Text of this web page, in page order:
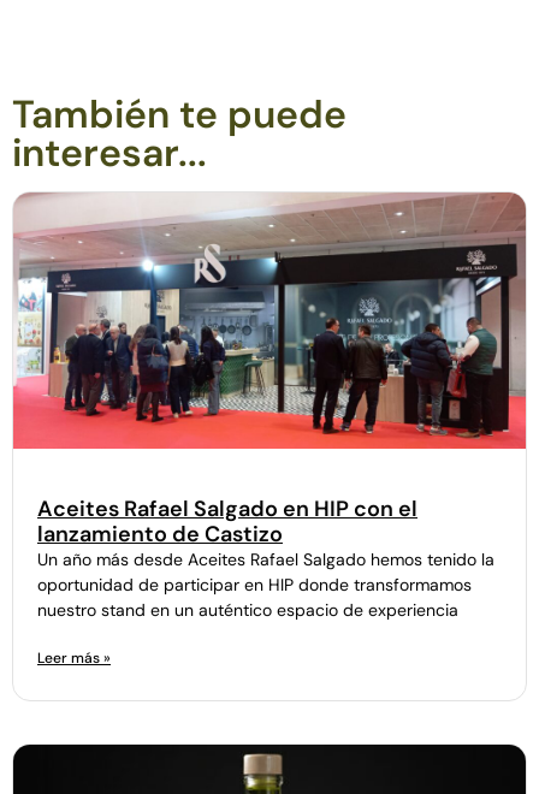
También te puede
interesar...
Aceites Rafael Salgado en HIP con el
lanzamiento de Castizo
Un año más desde Aceites Rafael Salgado hemos tenido la
oportunidad de participar en HIP donde transformamos
nuestro stand en un auténtico espacio de experiencia
Leer más »